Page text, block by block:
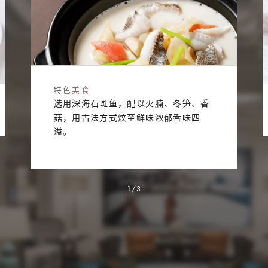
特色美食
选用深海石斑鱼，配以火腩、冬笋、香
菇，用古法方式炆至鲜味浓郁香味四
溢。
1/3